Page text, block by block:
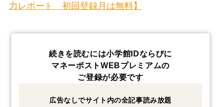
力レポート 初回登録月は無料】
続きを読むには小学館IDならびに
マネーポストWEBプレミアムの
ご登録が必要です
広告なしでサイト内の全記事読み放題